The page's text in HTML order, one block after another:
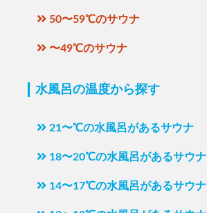
50〜59℃のサウナ
〜49℃のサウナ
水風呂の温度から探す
21〜℃の水風呂があるサウナ
18〜20℃の水風呂があるサウナ
14〜17℃の水風呂があるサウナ